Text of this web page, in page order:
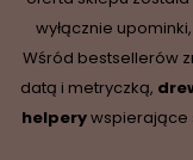
wyłącznie
Wśród bestsellerów
datą i metryczką,
helperywspierające